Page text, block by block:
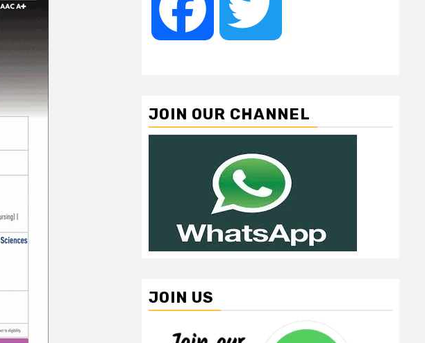
Facebook
JOIN OUR CHANNEL
JOIN US